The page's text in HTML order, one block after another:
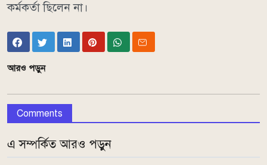
কর্মকর্তা ছিলেন না।
আরও পড়ুন
Comments
এ সম্পর্কিত আরও পড়ুন